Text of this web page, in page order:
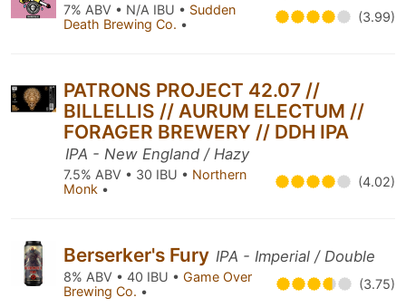
7% ABV • N/A IBU • Sudden
Death Brewing Co. • (3.99)
PATRONS PROJECT 42.07 //
BILLELLIS // AURUM ELECTUM //
FORAGER BREWERY // DDH IPA
IPA - New England / Hazy
7.5% ABV • 30 IBU • Northern
Monk • (4.02)
Berserker's Fury IPA - Imperial / Double
8% ABV • 40 IBU • Game Over
Brewing Co. • (3.75)